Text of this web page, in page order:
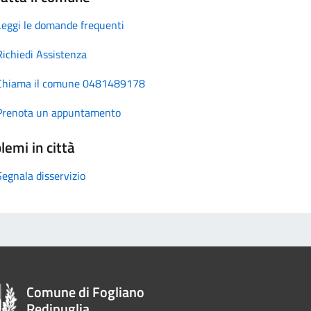
le domande frequenti
Assistenza
il comune 0481489178
un appuntamento
in città
disservizio
Comune di Fogliano